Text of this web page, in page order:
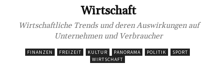
Wirtschaft
Wirtschaftliche Trends und deren Auswirkungen auf
Unternehmen und Verbraucher
FINANZEN FREIZEIT KULTUR PANORAMA POLITIK
SPORT
WIRTSCHAFT